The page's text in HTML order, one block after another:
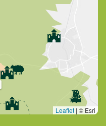
Leaflet | © Esri